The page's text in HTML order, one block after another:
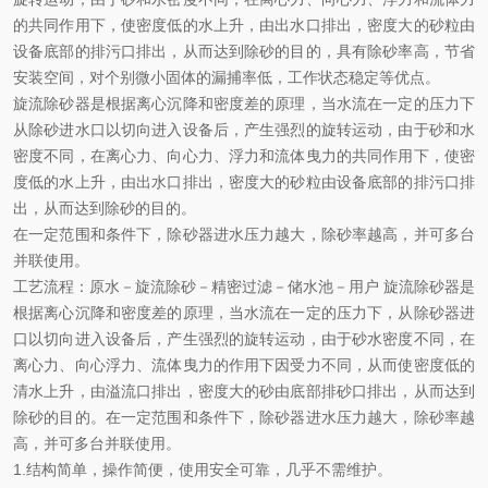
的共同作用下，使密度低的水上升，由出水口排出，密度大的砂粒由
设备底部的排污口排出，从而达到除砂的目的，具有除砂率高，节省
安装空间，对个别微小固体的漏捕率低，工作状态稳定等优点。
旋流除砂器是根据离心沉降和密度差的原理，当水流在一定的压力下
从除砂进水口以切向进入设备后，产生强烈的旋转运动，由于砂和水
密度不同，在离心力、向心力、浮力和流体曳力的共同作用下，使密
度低的水上升，由出水口排出，密度大的砂粒由设备底部的排污口排
出，从而达到除砂的目的。
在一定范围和条件下，除砂器进水压力越大，除砂率越高，并可多台
并联使用。
工艺流程：原水－旋流除砂－精密过滤－储水池－用户 旋流除砂器是
根据离心沉降和密度差的原理，当水流在一定的压力下，从除砂器进
口以切向进入设备后，产生强烈的旋转运动，由于砂水密度不同，在
离心力、向心浮力、流体曳力的作用下因受力不同，从而使密度低的
清水上升，由溢流口排出，密度大的砂由底部排砂口排出，从而达到
除砂的目的。在一定范围和条件下，除砂器进水压力越大，除砂率越
高，并可多台并联使用。
1.结构简单，操作简便，使用安全可靠，几乎不需维护。